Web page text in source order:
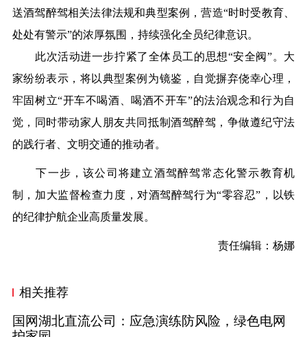
送酒驾醉驾相关法律法规和典型案例，营造“时时受教育、
处处有警示”的浓厚氛围，持续强化全员纪律意识。
此次活动进一步拧紧了全体员工的思想“安全阀”。大
家纷纷表示，将以典型案例为镜鉴，自觉摒弃侥幸心理，
牢固树立“开车不喝酒、喝酒不开车”的法治观念和行为自
觉，同时带动家人朋友共同抵制酒驾醉驾，争做遵纪守法
的践行者、文明交通的推动者。
下一步，该公司将建立酒驾醉驾常态化警示教育机
制，加大监督检查力度，对酒驾醉驾行为“零容忍”，以铁
的纪律护航企业高质量发展。
责任编辑：杨娜
相关推荐
国网湖北直流公司：应急演练防风险，绿色电网